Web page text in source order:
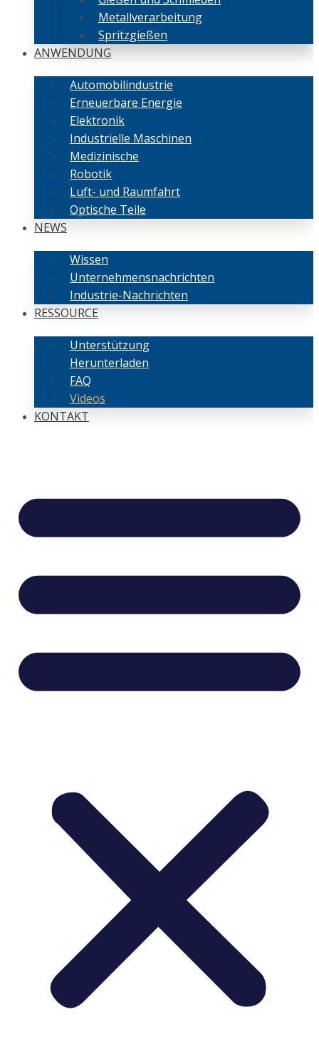
Metallverarbeitung
Spritzgießen
ANWENDUNG
Automobilindustrie
Erneuerbare Energie
Elektronik
Industrielle Maschinen
Medizinische
Robotik
Luft- und Raumfahrt
Optische Teile
NEWS
Wissen
Unternehmensnachrichten
Industrie-Nachrichten
RESSOURCE
Unterstützung
Herunterladen
FAQ
Videos
KONTAKT